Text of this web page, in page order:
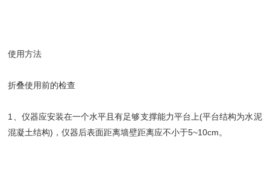
使用方法
折叠使用前的检查
1、仪器应安装在一个水平且有足够支撑能力平台上(平台结构为水泥
混凝土结构)，仪器后表面距离墙壁距离应不小于5~10cm。